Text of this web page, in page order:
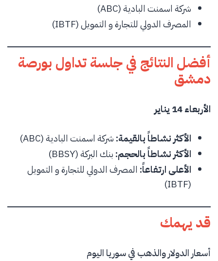
شركة اسمنت البادية (ABC)
المصرف الدولي للتجارة و التمويل (IBTF)
أفضل النتائج في جلسة تداول بورصة
دمشق
الأربعاء 14 يناير
الأكثر نشاطاً بالقيمة: شركة اسمنت البادية (ABC)
الأكثر نشاطاً بالحجم: بنك البركة (BBSY)
الأعلى ارتفاعاً: المصرف الدولي للتجارة و التمويل
(IBTF)
قد يهمك
أسعار الدولار والذهب في سوريا اليوم